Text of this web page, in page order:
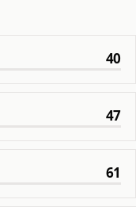
40
47
61